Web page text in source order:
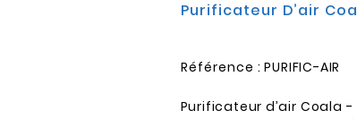
Purificateur D’air
Référence : PURIFIC-AIR
Purificateur d’air Coala -